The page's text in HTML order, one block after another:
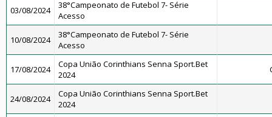
03/08/2024
38°Campeonato de Futebol 7- Série
Acesso
10/08/2024
38°Campeonato de Futebol 7- Série
Acesso
17/08/2024
Copa União Corinthians Senna Sport.Bet
2024
24/08/2024
Copa União Corinthians Senna Sport.Bet
2024